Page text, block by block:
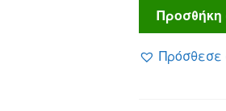
POWERTECH
καλώδιο
HDMI
2.1
Προσθήκη
Πρόσθεσε